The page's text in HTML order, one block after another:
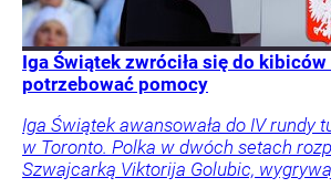
Iga Świątek zwróciła się do
potrzebować pomocy
Iga Świątek awansowała do IV rundy
w Toronto. Polka w dwóch setach
Szwajcarką Viktorija Golubic,